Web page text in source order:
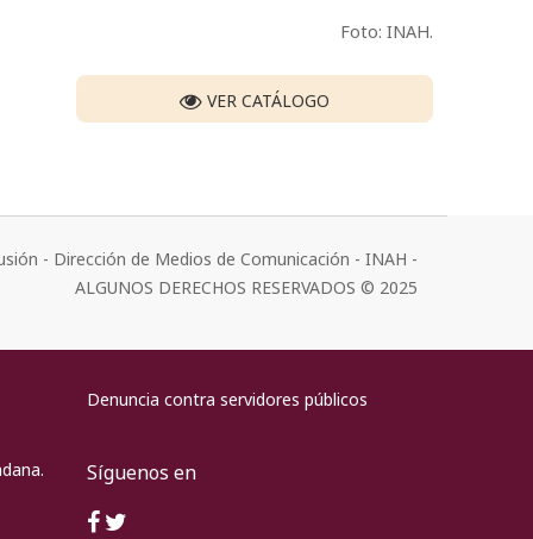
Foto: INAH.
VER CATÁLOGO
- Dirección de Medios de Comunicación - INAH -
ALGUNOS DERECHOS RESERVADOS © 2025
Denuncia contra servidores públicos
Síguenos en